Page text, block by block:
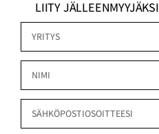
LIITY JÄLLEENMYYJÄKSI